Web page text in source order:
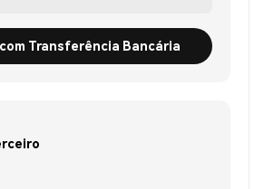
Transferência Bancária